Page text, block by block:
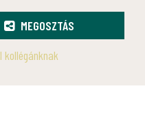
MEGOSZTÁS
kollégánknak